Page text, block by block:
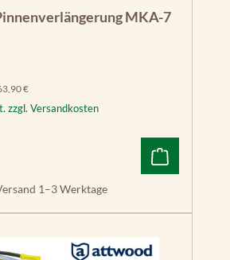
MKA-7
€
zzgl. Versandkosten
1–3 Werktage